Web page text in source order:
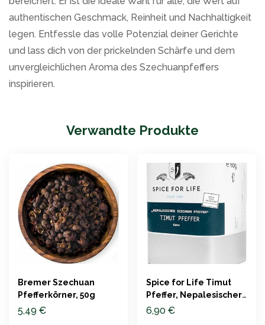
authentischen Geschmack, Reinheit und Nachhaltigkeit
legen. Entfessle das volle Potenzial deiner Gerichte
und lass dich von der prickelnden Schärfe und dem
unvergleichlichen Aroma des Szechuanpfeffers
inspirieren.
Verwandte Produkte
Bremer Szechuan
Pfefferkörner, 50g
5,49 €
Spice for Life Timut
Pfeffer, Nepalesischer
Szechuan, 60g
6,90 €